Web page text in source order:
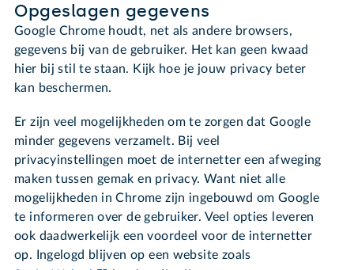
Opgeslagen gegevens
Google Chrome houdt, net als andere browsers,
gegevens bij van de gebruiker. Het kan geen kwaad
hier bij stil te staan. Kijk hoe je jouw privacy beter
kan beschermen.
Er zijn veel mogelijkheden om te zorgen dat Google
minder gegevens verzamelt. Bij veel
privacyinstellingen moet de internetter een afweging
maken tussen gemak en privacy. Want niet alle
mogelijkheden in Chrome zijn ingebouwd om Google
te informeren over de gebruiker. Veel opties leveren
ook daadwerkelijk een voordeel voor de internetter
op. Ingelogd blijven op een website zoals